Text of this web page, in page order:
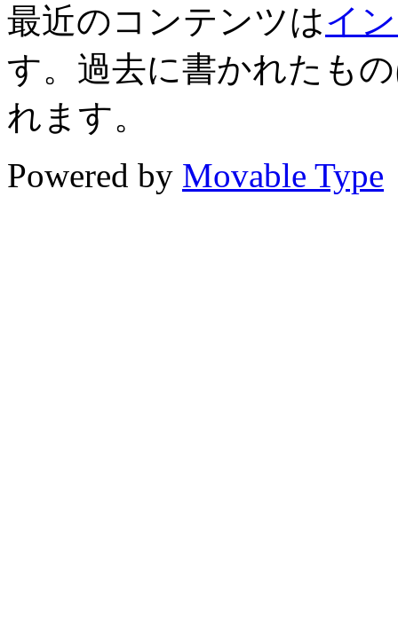
最近のコンテンツはイ
す。過去に書かれたも
れます。
Powered by Movable Type